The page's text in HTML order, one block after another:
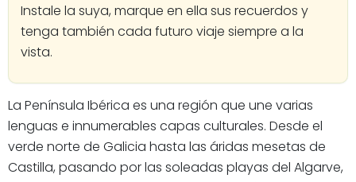
Instale la suya, marque en ella sus recuerdos y
tenga también cada futuro viaje siempre a la
vista.
La Península Ibérica es una región que une varias
lenguas e innumerables capas culturales. Desde el
verde norte de Galicia hasta las áridas mesetas de
Castilla, pasando por las soleadas playas del Algarve,